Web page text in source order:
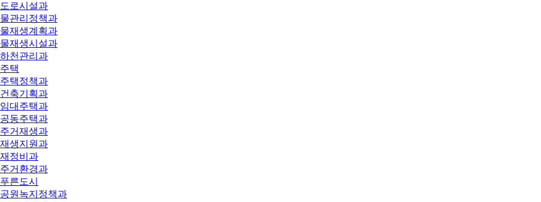
도로시설과
물관리정책과
물재생계획과
물재생시설과
하천관리과
주택
주택정책과
건축기획과
임대주택과
공동주택과
주거재생과
재생지원과
재정비과
주거환경과
푸른도시
공원녹지정책과